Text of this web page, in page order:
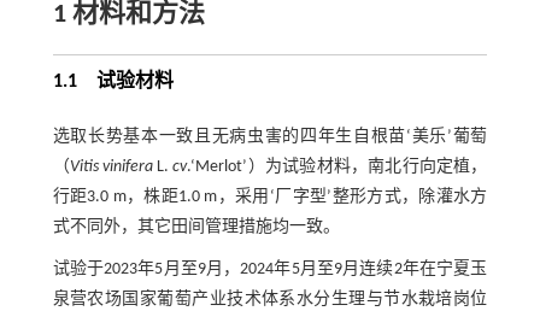
1 材料和方法
1.1 试验材料
选取长势基本一致且无病虫害的四年生自根苗‘美乐’葡萄
（Vitis vinifera L.cv.‘Merlot’）为试验材料，南北行向定植，
行距3.0 m，株距1.0 m，采用‘厂字型’整形方式，除灌水方
式不同外，其它田间管理措施均一致。
试验于2023年5月至9月，2024年5月至9月连续2年在宁夏玉
泉营农场国家葡萄产业技术体系水分生理与节水栽培岗位